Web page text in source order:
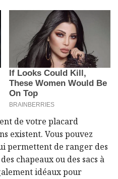
de votre placard
existent. Vous pouvez
permettent de ranger des
chapeaux ou des sacs à
idéaux pour